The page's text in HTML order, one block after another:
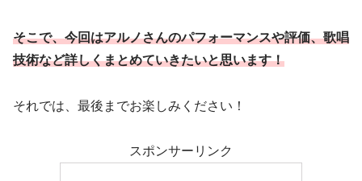
そこで、今回はアルノさんのパフォーマンスや評価、歌唱
技術など詳しくまとめていきたいと思います！
それでは、最後までお楽しみください！
スポンサーリンク